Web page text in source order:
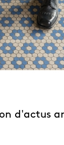
d'actus